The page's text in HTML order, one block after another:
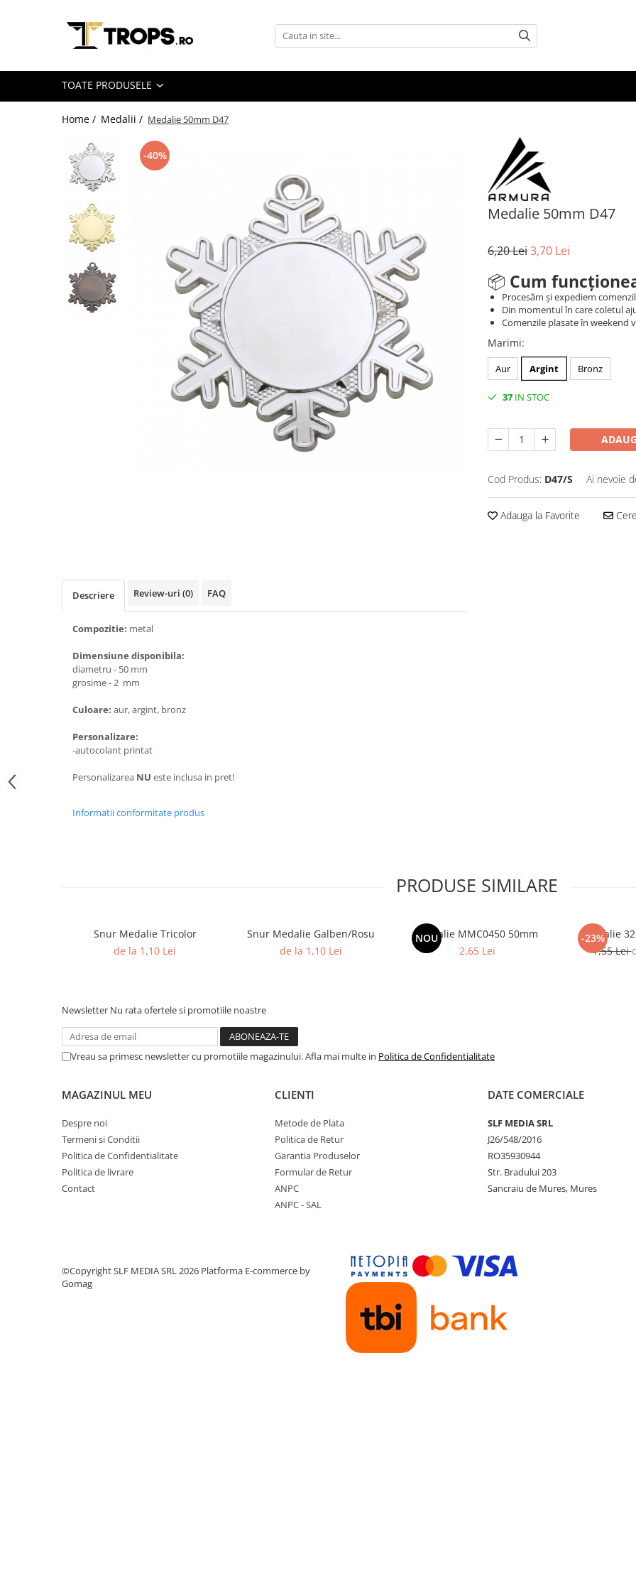
Toate Produsele
Muzica / Dans
Medalii Tematice
Medalii Non-Tematice
Accesorii Medalii
Snur Medalie
Medalii Personalizate
Suport medalii
Trofee Acril
Cutii de Prezentare , Mape
Figurine Plastic
Accesorii Figurine
Trofee Outlet
Figurine Outlet
Personalizari
Produse Personalizate
Columbofili
TOATE PRODUSELE
Home / Medalii / Medalie 50mm D47
Medalie 50mm D47
-40%
6,20 Lei3,70 Lei
📦 Cum
Procesăm și expediem
Din momentul în care coletul
Comenzile plasate în weekend
Marimi:
Aur Argint Bronz
37 IN STOC
Cod Produs: D47/S Ai nevoie
Adauga la Favorite
Descriere Review-uri (0) FAQ
Compozitie: metal
Dimensiune disponibila:
diametru - 50 mm
grosime - 2 mm
Culoare: aur, argint, bronz
Personalizare:
-autocolant printat
Personalizarea NU este inclusa in pret!
Informatii conformitate produs
PRODUSE SIMILARE
Snur Medalie Tricolor
de la 1,10 Lei
Snur Medalie Galben/Rosu
de la 1,10 Lei
NOU
Medalie MMC0450 50mm
2,65 Lei
-23%
Medalie
1,55 Lei
Newsletter Nu rata ofertele si promotiile noastre
Vreau sa primesc newsletter cu promotiile magazinului. Afla mai multe in Politica de Confidentialitate
MAGAZINUL MEU
Despre noi
Termeni si Conditii
Politica de Confidentialitate
Politica de livrare
Contact
CLIENTI
Metode de Plata
Politica de Retur
Garantia Produselor
Formular de Retur
ANPC
ANPC - SAL
DATE COMERCIALE
SLF MEDIA SRL
J26/548/2016
RO35930944
Str. Bradului 203
Sancraiu de Mures, Mures
©Copyright SLF MEDIA SRL 2026 Platforma E-commerce by
Gomag